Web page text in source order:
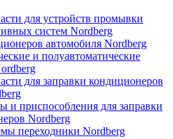
для устройств промывки
систем Nordberg
автомобиля Nordberg
и полуавтоматические
для заправки кондиционеров
и приспособления для заправки
Nordberg
переходники Nordberg